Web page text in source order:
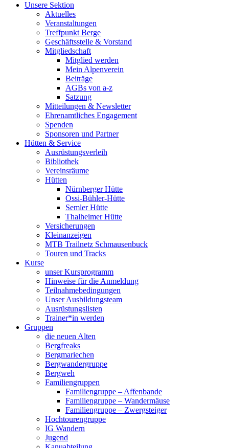
Unsere Sektion
Aktuelles
Veranstaltungen
Treffpunkt Berge
Geschäftsstelle & Vorstand
Mitgliedschaft
Mitglied werden
Mein Alpenverein
Beiträge
AGBs von a-z
Satzung
Mitteilungen & Newsletter
Ehrenamtliches Engagement
Spenden
Sponsoren und Partner
Hütten & Service
Ausrüstungsverleih
Bibliothek
Vereinsräume
Hütten
Nürnberger Hütte
Ossi-Bühler-Hütte
Semler Hütte
Thalheimer Hütte
Versicherungen
Kleinanzeigen
MTB Trailnetz Schmausenbuck
Touren und Tracks
Kurse
unser Kursprogramm
Hinweise für die Anmeldung
Teilnahmebedingungen
Unser Ausbildungsteam
Ausrüstungslisten
Trainer*in werden
Gruppen
die neuen Alten
Bergfreaks
Bergmariechen
Bergwandergruppe
Bergweh
Familiengruppen
Familiengruppe – Affenbande
Familiengruppe – Wandermäuse
Familiengruppe – Zwergsteiger
Hochtourengruppe
IG Wandern
Jugend